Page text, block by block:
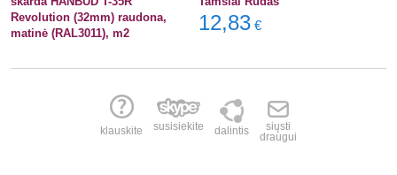
Revolution (32mm) raudona,
matinė (RAL3011), m2
12,83 €
klauskite susisiekite dalintis
siųsti
draugui